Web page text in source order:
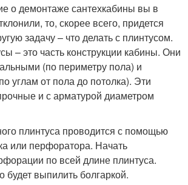
о демонтаже сантехкабины вы в
то, скорее всего, придется
задачу – что делать с плинтусом.
– это часть конструкции кабины. Они
(по периметру пола) и
углам от пола до потолка). Эти
и с арматурой диаметром
плинтуса проводится с помощью
или перфоратора. Начать
по всей длине плинтуса.
выпилить болгаркой.